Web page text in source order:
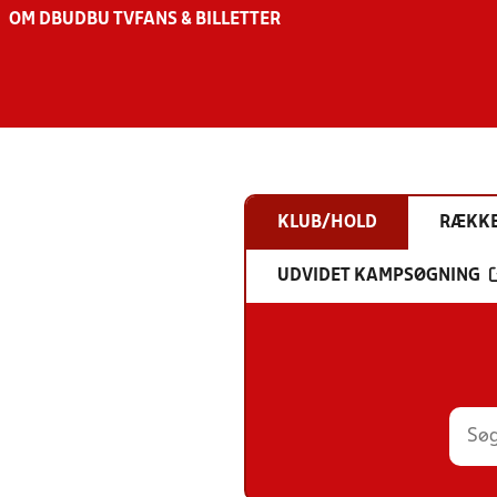
OM DBU DBU TV FANS & BILLETTER
KLUB/HOLD
UDVIDET KAMPSØGNING